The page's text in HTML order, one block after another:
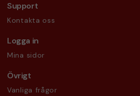
Support
Kontakta oss
Logga in
Mina sidor
Övrigt
Vanliga frågor